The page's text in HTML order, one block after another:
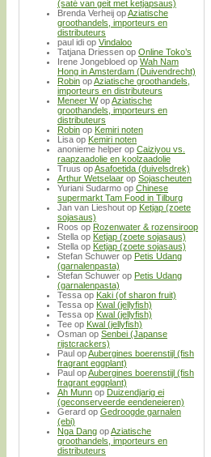
(saté van geit met ketjapsaus)
Brenda Verheij opAziatische
groothandels, importeurs en
distributeurs
paul idi op Vindaloo
Tatjana Driessen op Online Toko’s
Irene Jongebloed op Wah Nam
Hong in Amsterdam (Duivendrecht)
Robin opAziatische groothandels,
importeurs en distributeurs
Meneer WopAziatische
groothandels, importeurs en
distributeurs
Robin op Kemiri noten
Lisa op Kemiri noten
anonieme helper op Caiziyou vs.
raapzaadolie en koolzaadolie
Truus opAsafoetida (duivelsdrek)
Arthur Wetselaar op Sojascheuten
Yuriani Sudarmo op Chinese
supermarkt Tam Food in Tilburg
Jan van Lieshout op Ketjap (zoete
sojasaus)
Roos op Rozenwater & rozensiroop
Stella op Ketjap (zoete sojasaus)
Stella op Ketjap (zoete sojasaus)
Stefan Schuwer op Petis Udang
(garnalenpasta)
Stefan Schuwer op Petis Udang
(garnalenpasta)
Tessa op Kaki (of sharon fruit)
Tessa op Kwal (jellyfish)
Tessa op Kwal (jellyfish)
Tee op Kwal (jellyfish)
Osman op Senbei (Japanse
rijstcrackers)
Paul opAubergines boerenstijl (fish
fragrant eggplant)
Paul opAubergines boerenstijl (fish
fragrant eggplant)
Ah Munn op Duizendjarig ei
(geconserveerde eendeneieren)
Gerard op Gedroogde garnalen
(ebi)
Nga Dang opAziatische
groothandels, importeurs en
distributeurs